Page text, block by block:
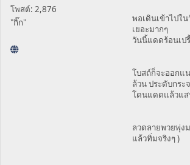
โพสต์: 2,876
"กิ๊ก"
พอเดินเข้าไปใ
เยอะมากๆ
วันนี้แดดร้อนเป
โบสถ์ก็จะออกแ
ล้วน ประดับกระ
โดนแดดแล้วแส
ลวดลายพวยพุ่ง
แล้วทิ่มจริงๆ )